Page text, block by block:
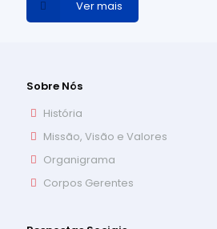
Ver mais
Sobre Nós
História
Missão, Visão e Valores
Organigrama
Corpos Gerentes